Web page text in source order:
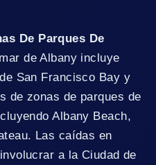
de Albany incluye
San Francisco Bay y
de zonas de parques de
Albany Beach,
Las caídas en
a la Ciudad de